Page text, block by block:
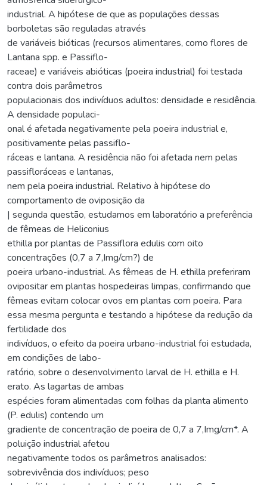
industrial. A hipótese de que as populações dessas
borboletas são reguladas através
de variáveis bióticas (recursos alimentares, como flores de
Lantana spp. e Passiflo-
raceae) e variáveis abióticas (poeira industrial) foi testada
contra dois parâmetros
populacionais dos indivíduos adultos: densidade e residência.
A densidade populaci-
onal é afetada negativamente pela poeira industrial e,
positivamente pelas passiflo-
ráceas e lantana. A residência não foi afetada nem pelas
passifloráceas e lantanas,
nem pela poeira industrial. Relativo à hipótese do
comportamento de oviposição da
| segunda questão, estudamos em laboratório a preferência
de fêmeas de Heliconius
ethilla por plantas de Passiflora edulis com oito
concentrações (0,7 a 7,Img/cm?) de
poeira urbano-industrial. As fêmeas de H. ethilla preferiram
ovipositar em plantas hospedeiras limpas, confirmando que
fêmeas evitam colocar ovos em plantas com poeira. Para
essa mesma pergunta e testando a hipótese da redução da
fertilidade dos
indivíduos, o efeito da poeira urbano-industrial foi estudada,
em condições de labo-
ratório, sobre o desenvolvimento larval de H. ethilla e H.
erato. As lagartas de ambas
espécies foram alimentadas com folhas da planta alimento
(P. edulis) contendo um
gradiente de concentração de poeira de 0,7 a 7,Img/cm*. A
poluição industrial afetou
negativamente todos os parâmetros analisados:
sobrevivência dos indivíduos; peso